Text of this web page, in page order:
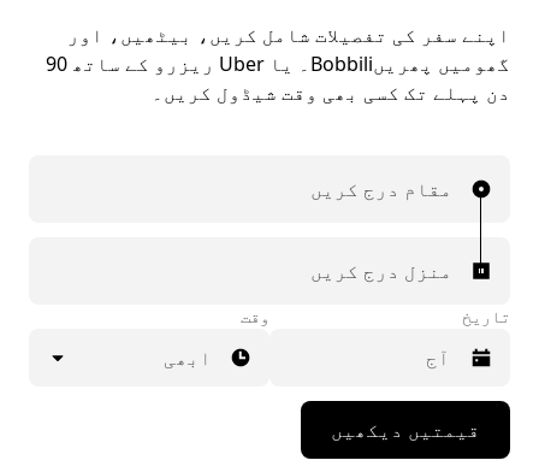
اپنے سفر کی تفصیلات شامل کریں، بیٹھیں، اور
گھومیں پھریںBobbili۔ یا Uber ریزرو کے ساتھ 90
دن پہلے تک کسی بھی وقت شیڈول کریں۔
مقام درج کریں
منزل درج کریں
تاریخ
Press
down
وقت
ابھی
قیمتیں دیکھیں